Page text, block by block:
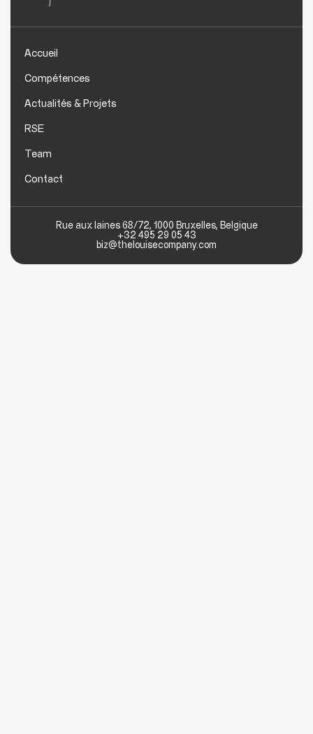
Accueil
Compétences
Actualités & Projets
RSE
Team
Contact
Rue aux laines 68/72, 1000 Bruxelles, Belgique
+32 495 29 05 43
biz@thelouisecompany.com